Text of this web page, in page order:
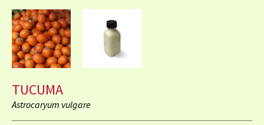
TUCUMA
Astrocaryum vulgare